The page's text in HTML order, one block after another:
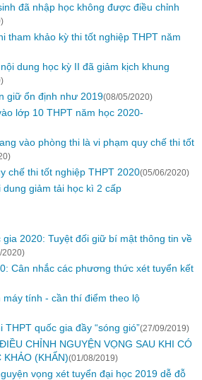
đã nhập học không được điều chỉnh
tham khảo kỳ thi tốt nghiệp THPT năm
dung học kỳ II đã giảm kịch khung
giữ ổn định như 2019(08/05/2020)
lớp 10 THPT năm học 2020-
vào phòng thi là vi phạm quy chế thi tốt
chế thi tốt nghiệp THPT 2020(05/06/2020)
giảm tải học kì 2 cấp
2020: Tuyệt đối giữ bí mật thông tin về
2020)
Cân nhắc các phương thức xét tuyển kết
tính - cần thí điểm theo lộ
quốc gia đầy “sóng gió”(27/09/2019)
CHỈNH NGUYỆN VỌNG SAU KHI CÓ
KHẢO (KHẨN)(01/08/2019)
vọng xét tuyển đại học 2019 dễ đỗ